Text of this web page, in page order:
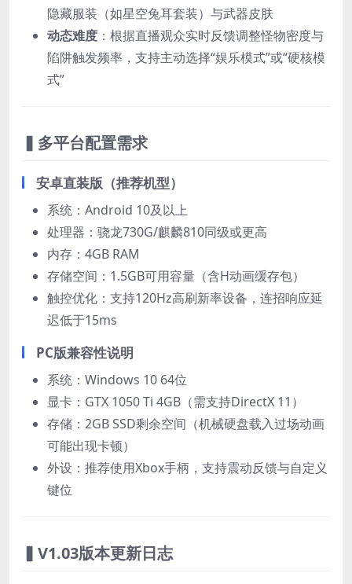
隐藏服装（如星空兔耳套装）与武器皮肤
动态难度 ：根据直播观众实时反馈调整怪物密度与
陷阱触发频率，支持主动选择“娱乐模式”或“硬核模
式”
▍多平台配置需求
安卓直装版（推荐机型）​
系统：Android 10及以上
处理器：骁龙730G/麒麟810同级或更高
内存：4GB RAM
存储空间：1.5GB可用容量（含H动画缓存包）
触控优化：支持120Hz高刷新率设备，连招响应延
迟低于15ms
PC版兼容性说明
系统：Windows 10 64位
显卡：GTX 1050 Ti 4GB（需支持DirectX 11）
存储：2GB SSD剩余空间（机械硬盘载入过场动画
可能出现卡顿）
外设：推荐使用Xbox手柄，支持震动反馈与自定义
键位
▍V1.03版本更新日志